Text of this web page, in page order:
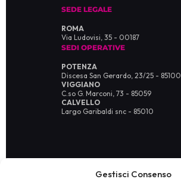
Gestisci Consenso
SEDE LEGALE
ROMA
Via Ludovisi, 35 - 00187
SEDI OPERATIVE
POTENZA
Discesa San Gerardo, 23/25 - 85100
VIGGIANO
C.so G. Marconi, 73 - 85059
CALVELLO
Largo Garibaldi snc - 85010